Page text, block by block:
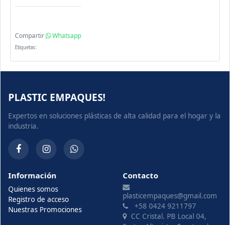
Compartir Whatsapp
Etiquetas:
PLASTIC EMPAQUES!
Expertos en soluciones plásticas de alta calidad para el hogar y la
industria.
Información
Quienes somos
Registro de acceso
Nuestras Promociones
Contacto
plasticempaques@gmail.com
+58 0424 9211797
CC Cristal. PB Local 04,